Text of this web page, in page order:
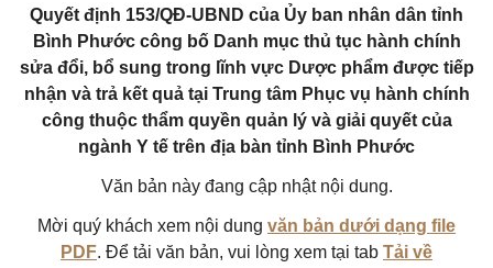
Quyết định 153/QĐ-UBND của Ủy ban nhân dân tỉnh
Bình Phước công bố Danh mục thủ tục hành chính
sửa đổi, bổ sung trong lĩnh vực Dược phẩm được tiếp
nhận và trả kết quả tại Trung tâm Phục vụ hành chính
công thuộc thẩm quyền quản lý và giải quyết của
ngành Y tế trên địa bàn tỉnh Bình Phước
Văn bản này đang cập nhật nội dung.
Mời quý khách xem nội dung văn bản dưới dạng file
PDF. Để tải văn bản, vui lòng xem tại tab Tải về